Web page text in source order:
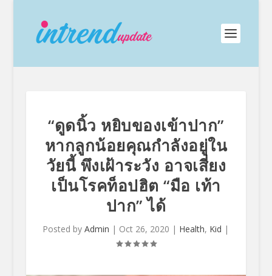
“ดูดนิ้ว หยิบของเข้าปาก”
หากลูกน้อยคุณกำลังอยู่ใน
วัยนี้ พึงเฝ้าระวัง อาจเสี่ยง
เป็นโรคท็อปฮิต “มือ เท้า
ปาก” ได้
Posted byAdmin | Oct 26, 2020 | Health, Kid |